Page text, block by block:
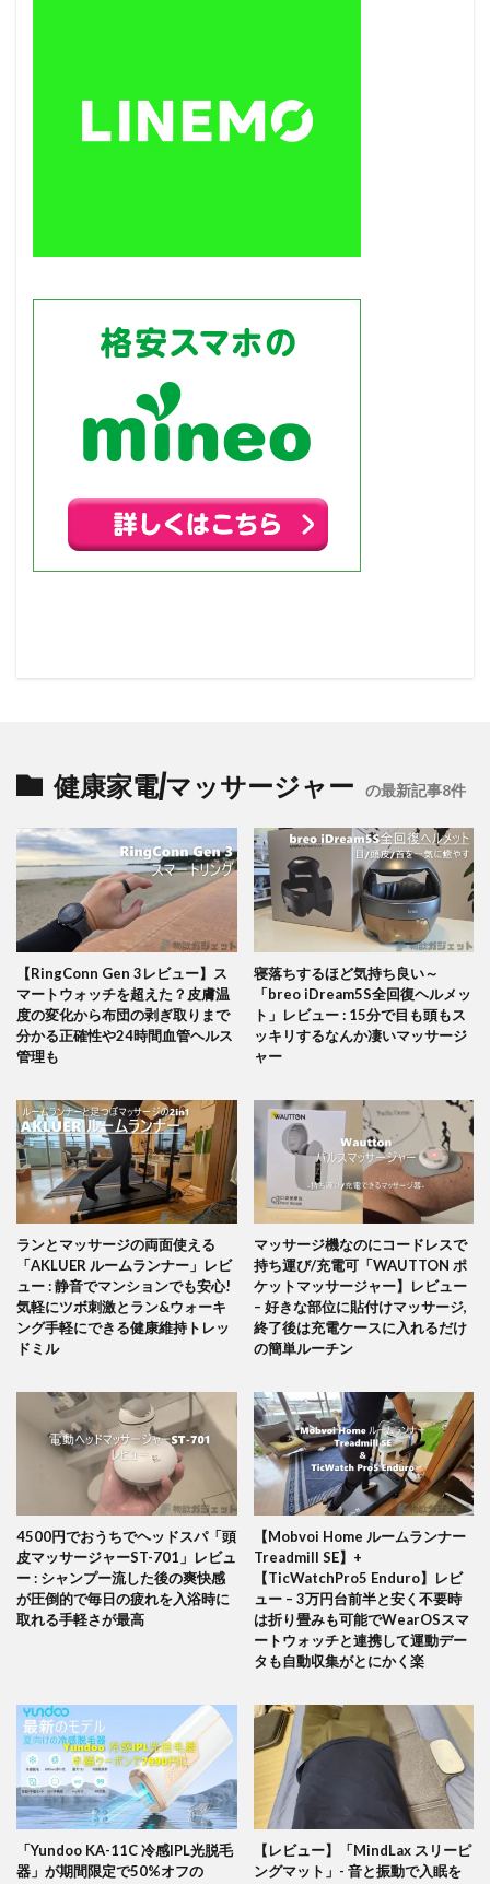
健康家電/マッサージャー の最新記事8件
【RingConn Gen 3レビュー】ス
マートウォッチを超えた？皮膚温
度の変化から布団の剥ぎ取りまで
分かる正確性や24時間血管ヘルス
管理も
寝落ちするほど気持ち良い～
「breo iDream5S全回復ヘルメッ
ト」レビュー : 15分で目も頭もス
ッキリするなんか凄いマッサージ
ャー
ランとマッサージの両面使える
「AKLUER ルームランナー」レビ
ュー : 静音でマンションでも安心!
気軽にツボ刺激とラン&ウォーキ
ング手軽にできる健康維持トレッ
ドミル
マッサージ機なのにコードレスで
持ち運び/充電可「WAUTTON ポ
ケットマッサージャー】レビュー
– 好きな部位に貼付けマッサージ,
終了後は充電ケースに入れるだけ
の簡単ルーチン
4500円でおうちでヘッドスパ「頭
皮マッサージャーST-701」レビュ
ー : シャンプー流した後の爽快感
が圧倒的で毎日の疲れを入浴時に
取れる手軽さが最高
【Mobvoi Home ルームランナー
Treadmill SE】+
【TicWatchPro5 Enduro】レビ
ュー – 3万円台前半と安く不要時
は折り畳みも可能でWearOSスマ
ートウォッチと連携して運動デー
タも自動収集がとにかく楽
「Yundoo KA-11C 冷感IPL光脱毛
器」が期間限定で50%オフの
【レビュー】「MindLax スリーピ
ングマット」- 音と振動で入眠を